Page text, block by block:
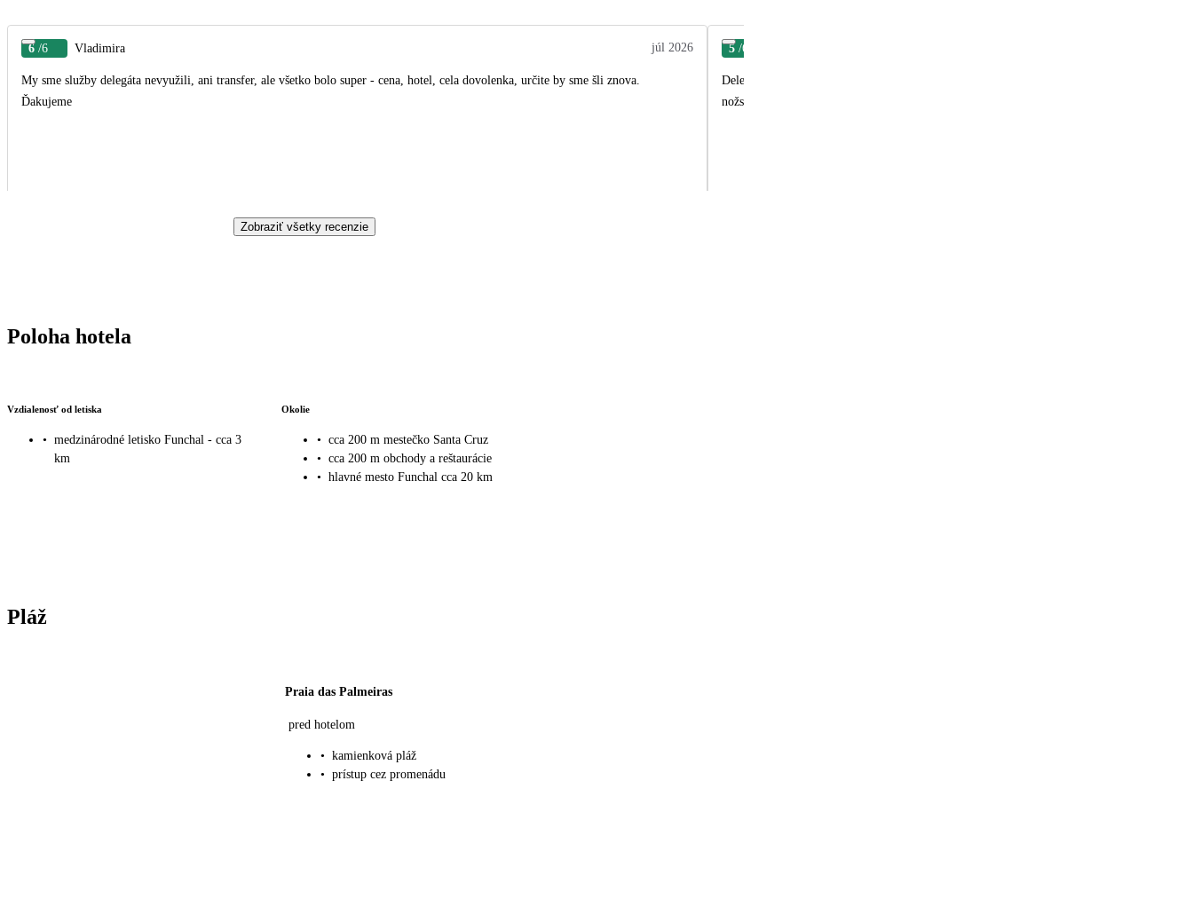
6 /6 Vladimira júl 2026
My sme služby delegáta nevyužili, ani transfer, ale všetko bolo super - cena, hotel, cela dovolenka, určite by sme šli znova.
Ďakujeme
5 /6
Delegátka Bianka Karafiátová byla velice šíkovná a i díky ní byl náš pobyt bezproblémový.
nožství návrhů a rad co během naší dovolené podniknout.
Zobraziť všetky recenzie
Poloha hotela
Vzdialenosť od letiska
• medzinárodné letisko Funchal - cca 3
km
Okolie
• cca 200 m mestečko Santa Cruz
• cca 200 m obchody a reštaurácie
• hlavné mesto Funchal cca 20 km
Pláž
Praia das Palmeiras
pred hotelom
• kamienková pláž
• prístup cez promenádu